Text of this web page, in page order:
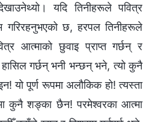
यदि तिनीहरूले पवित्र
गरिरहनुभएको छ, हरपल तिनीहरूले
आत्माको छुवाइ प्राप्त गर्छन् र
गर्छन् भनी भन्छन् भने, त्यो कुनै
यो पूर्ण रूपमा अलौकिक हो! त्यस्ता
कुनै शङ्का छैन! परमेश्‍वरका आत्मा